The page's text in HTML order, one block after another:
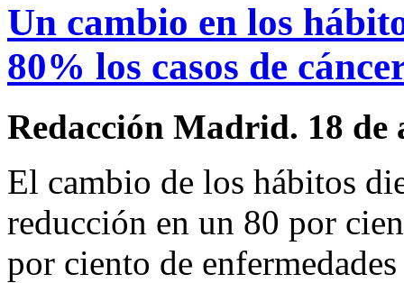
Un cambio en los
80% los casos de
Redacción Madrid. 18 de
El cambio de los hábitos
reducción en un 80 por
por ciento de